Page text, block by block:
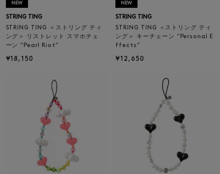
NEW
STRING TING
STRING TING ＜ストリング ティ
ング＞ リストレット スマホチェ
ーン “Pearl Riot“
¥18,150
NEW
STRING TING
STRING TING ＜ストリング ティ
ング＞ キーチェーン “Personal E
ffects“
¥12,650